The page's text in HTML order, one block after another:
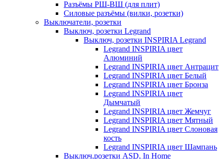
Разъёмы РШ-ВШ (для плит)
Силовые разъёмы (вилки, розетки)
Выключатели, розетки
Выключ, розетки Legrand
Выключ, розетки INSPIRIA Legrand
Legrand INSPIRIA цвет
Алюминий
Legrand INSPIRIA цвет Антрацит
Legrand INSPIRIA цвет Белый
Legrand INSPIRIA цвет Бронза
Legrand INSPIRIA цвет
Дымчатый
Legrand INSPIRIA цвет Жемчуг
Legrand INSPIRIA цвет Мятный
Legrand INSPIRIA цвет Слоновая
кость
Legrand INSPIRIA цвет Шампань
Выключ,розетки ASD, In Home